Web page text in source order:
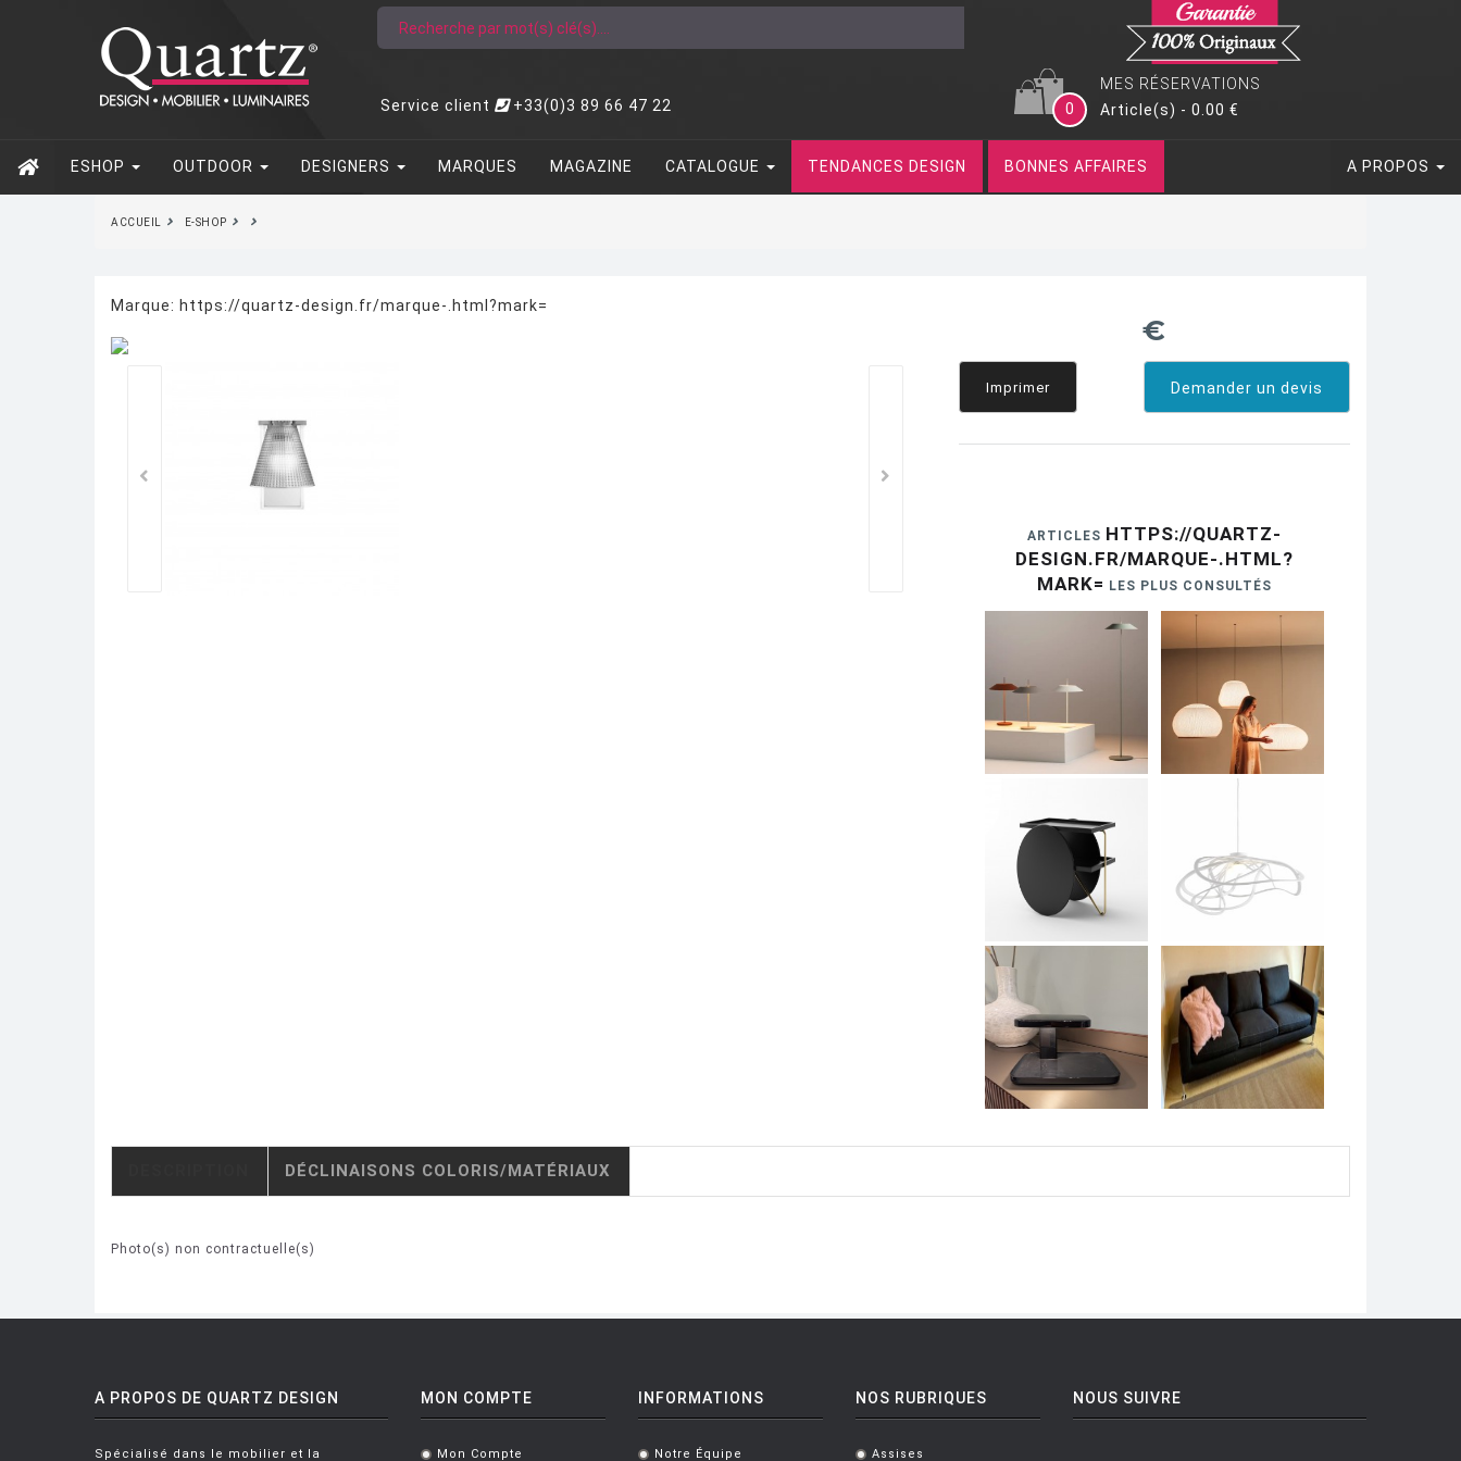
Service client +33(0)3 89 66 47 22
MES RÉSERVATIONS
0
Article(s) - 0.00 €
ESHOP OUTDOOR DESIGNERS MARQUES MAGAZINE CATALOGUE TENDANCES DESIGN BONNES AFFAIRES A PROPOS
ACCUEIL E-SHOP
Marque: https://quartz-design.fr/marque-.html?mark=
€
Demander un devis
Imprimer
ARTICLES HTTPS://QUARTZ-
DESIGN.FR/MARQUE-.HTML?
MARK= LES PLUS CONSULTÉS
DÉCLINAISONS COLORIS/MATÉRIAUX
Photo(s) non contractuelle(s)
A PROPOS DE QUARTZ DESIGN
Spécialisé dans le mobilier et la
MON COMPTE
Mon Compte
INFORMATIONS
Notre Équipe
NOS RUBRIQUES
Assises
NOUS SUIVRE